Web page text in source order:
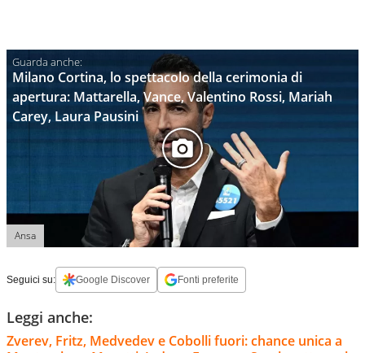
Milano Cortina, lo spettacolo della cerimonia di
apertura: Mattarella, Vance, Valentino Rossi, Mariah
Carey, Laura Pausini
Ansa
Seguici su: Google Discover Fonti preferite
Leggi anche:
Zverev, Fritz, Medvedev e Cobolli fuori: chance unica a